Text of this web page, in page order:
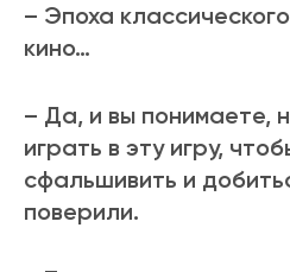
– Эпоха
кино…
– Да, и вы понимаете,
играть в эту игру,
сфальшивить и
поверили.